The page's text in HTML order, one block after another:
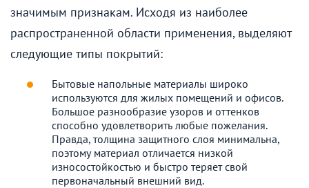
значимым признакам. Исходя из наиболее
распространенной области применения, выделяют
следующие типы покрытий:
Бытовые напольные материалы широко
используются для жилых помещений и офисов.
Большое разнообразие узоров и оттенков
способно удовлетворить любые пожелания.
Правда, толщина защитного слоя минимальна,
поэтому материал отличается низкой
износостойкостью и быстро теряет свой
первоначальный внешний вид.